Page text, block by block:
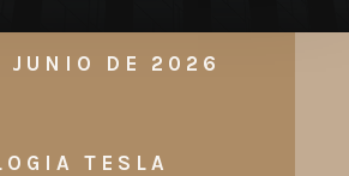
JUNIO DE 2026
TESLA